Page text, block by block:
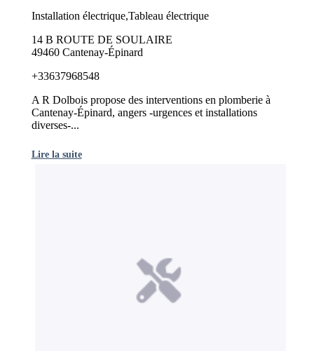
Installation électrique,Tableau électrique
14 B ROUTE DE SOULAIRE
49460 Cantenay-Épinard
+33637968548
A R Dolbois propose des interventions en plomberie à
Cantenay-Épinard, angers -urgences et installations
diverses-...
Lire la suite